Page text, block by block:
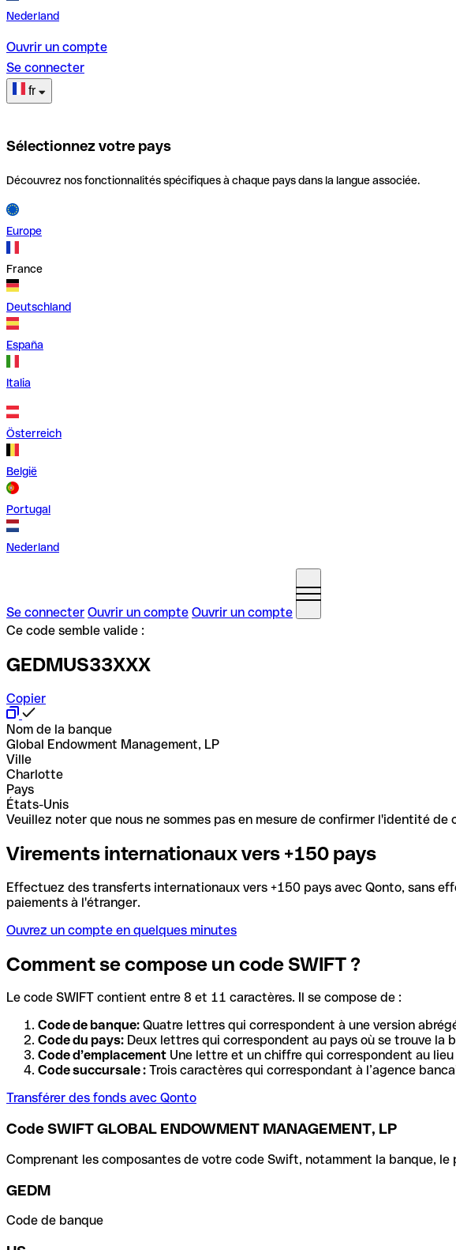
Nederland
Ouvrir un compte
Se connecter
fr
Sélectionnez votre pays
Découvrez nos fonctionnalités spécifiques à chaque pays dans la langue associée.
Europe
France
Deutschland
España
Italia
Österreich
België
Portugal
Nederland
Se connecter Ouvrir un compte Ouvrir un compte
Ce code semble valide :
GEDMUS33XXX
Copier
Nom de la banque
Global Endowment Management, LP
Ville
Charlotte
Pays
États-Unis
Veuillez noter que nous ne sommes pas en mesure de confirmer l'identité
Virements internationaux vers +150 pays
Effectuez des transferts internationaux vers +150 pays avec Qonto, sans
paiements à l'étranger.
Ouvrez un compte en quelques minutes
Comment se compose un code SWIFT ?
Le code SWIFT contient entre 8 et 11 caractères. Il se compose de :
Code de banque: Quatre lettres qui correspondent à une version
Code du pays: Deux lettres qui correspondent au pays où se trouve la
Code d’emplacement Une lettre et un chiffre qui correspondent au
Code succursale : Trois caractères qui correspondant à l’agence
Transférer des fonds avec Qonto
Code SWIFT GLOBAL ENDOWMENT MANAGEMENT, LP
Comprenant les composantes de votre code Swift, notamment la banque, le
GEDM
Code de banque